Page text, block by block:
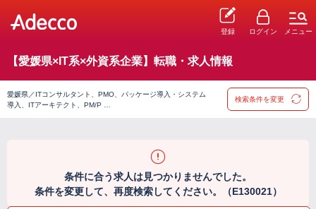
登録 ログイン メニュー
【愛媛県×IT系×外資系企業】転職・求人情報
愛媛県／ITコンサルタント、PMO、パッケージ導入・システム
導入、ITアーキテクト、PM/P …
検索条件を変更
条件に合う求人は見つかりませんでした。
条件を変更して、再度検索してください。（E130021）